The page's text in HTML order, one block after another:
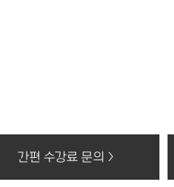
간편 수강료 문의 >